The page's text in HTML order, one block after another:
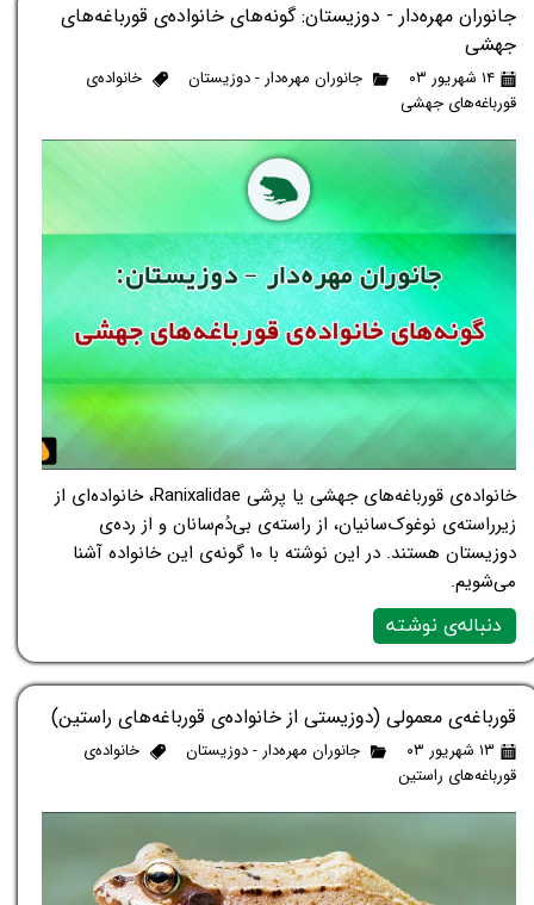
جانوران مهره‌دار - دوزیستان: گونه‌های خانواده‌ی قورباغه‌های
جهشی
۱۴ شهریور ۰۳ جانوران مهره‌دار - دوزیستان
خانواده‌ی
قورباغه‌های جهشی
خانواده‌ی قورباغه‌های جهشی یا پرشی Ranixalidae، خانواده‌ای از
زیرراسته‌ی نوغوک‌سانیان، از راسته‌ی بی‌دُم‌سانان و از رده‌ی
دوزیستان هستند. در این نوشته با ۱۰ گونه‌ی این خانواده آشنا
می‌شویم.
دنباله‌ی نوشته
قورباغه‌ی معمولی (دوزیستی از خانواده‌ی قورباغه‌های راستین)
۱۳ شهریور ۰۳ جانوران مهره‌دار - دوزیستان
خانواده‌ی
قورباغه‌های راستین